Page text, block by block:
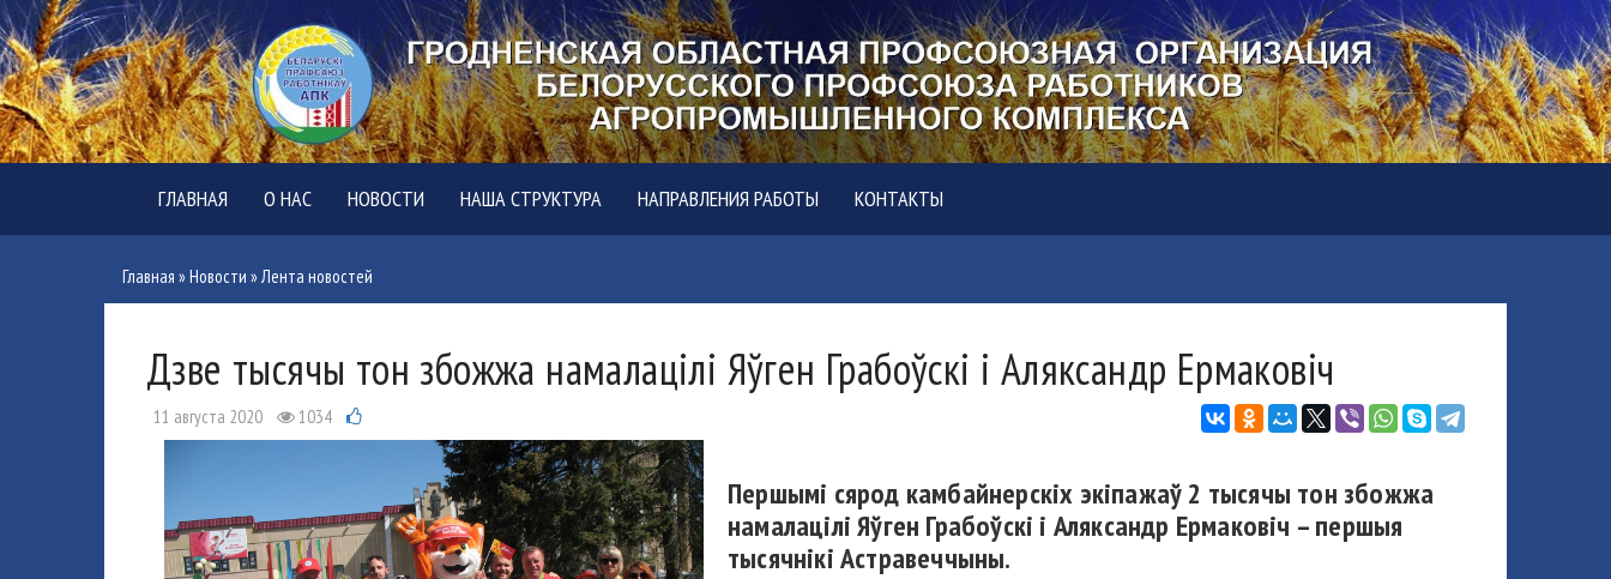
ГЛАВНАЯ О НАС НОВОСТИ НАША СТРУКТУРА НАПРАВЛЕНИЯ РАБОТЫ КОНТАКТЫ
Главная »Новости »Лента новостей
Дзве тысячы тон збожжа намалацілі Яўген Грабоўскі і Аляксандр Ермаковіч
11 августа 2020 1034
Першымі сярод камбайнерскіх экіпажаў 2 тысячы тон збожжа
намалацілі Яўген Грабоўскі і Аляксандр Ермаковіч – першыя
тысячнікі Астравеччыны.